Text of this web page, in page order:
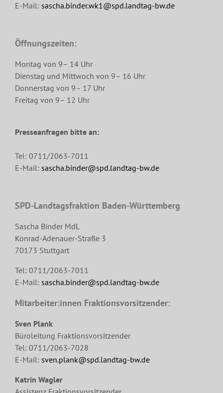
E-Mail: sascha.binder.wk1@spd.landtag-bw.de
Öffnungszeiten:
Montag von 9– 14 Uhr
Dienstag und Mittwoch von 9– 16 Uhr
Donnerstag von 9– 17 Uhr
Freitag von 9– 12 Uhr
Presseanfragen bitte an:
Tel: 0711/2063-7011
E-Mail: sascha.binder@spd.landtag-bw.de
SPD-Landtagsfraktion Baden-Württemberg
Sascha Binder MdL
Konrad-Adenauer-Straße 3
70173 Stuttgart
Tel: 0711/2063-7011
E-Mail: sascha.binder@spd.landtag-bw.de
Mitarbeiter:innen Fraktionsvorsitzender:
Sven Plank
Büroleitung Fraktionsvorsitzender
Tel: 0711/2063-7028
E-Mail: sven.plank@spd.landtag-bw.de
Katrin Wagler